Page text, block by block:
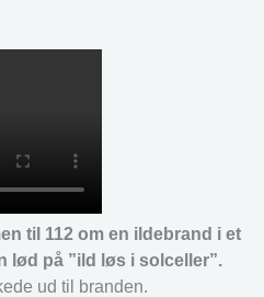
til 112 om en ildebrand i et
lød på ”ild løs i solceller”.
ud til branden.